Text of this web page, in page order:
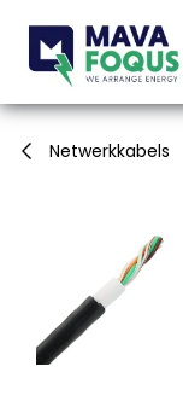
Netwerkkabels